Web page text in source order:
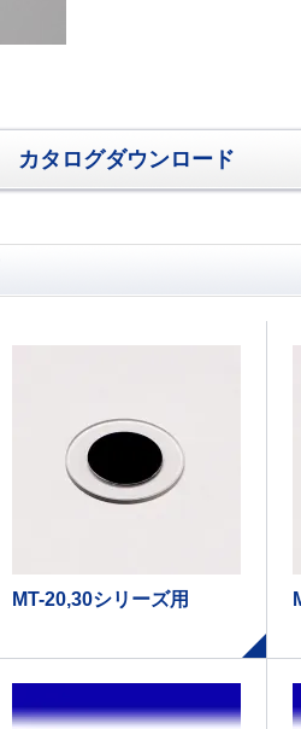
カタログダウンロード
MT-20,30シリーズ用